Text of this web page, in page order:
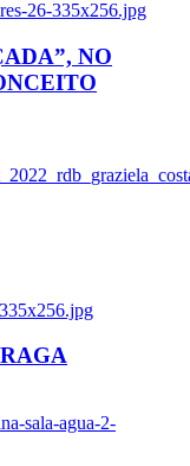
26-335x256.jpg
NO
sala-agua-2-